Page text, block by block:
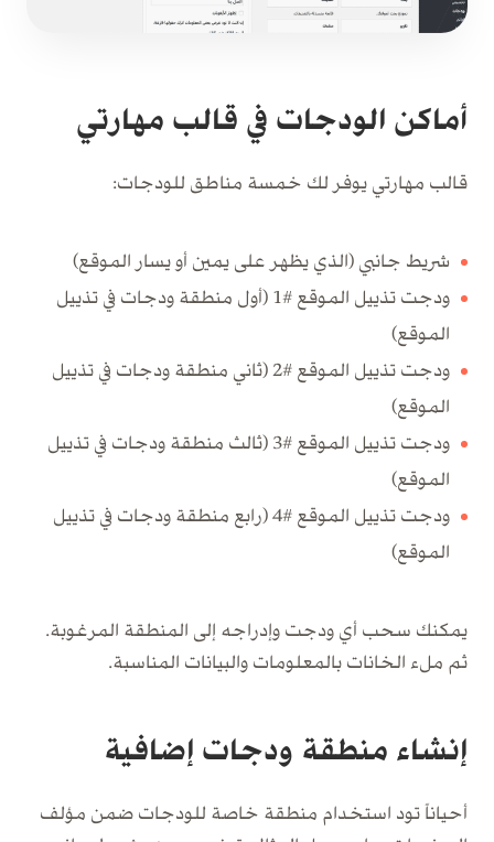
أماكن الودجات في قالب مهارتي
قالب مهارتي يوفر لك خمسة مناطق للودجات:
شريط جانبي (الذي يظهر على يمين أو يسار الموقع)
ودجت تذييل الموقع #1 (أول منطقة ودجات في تذييل
الموقع)
ودجت تذييل الموقع #2 (ثاني منطقة ودجات في تذييل
الموقع)
ودجت تذييل الموقع #3 (ثالث منطقة ودجات في تذييل
الموقع)
ودجت تذييل الموقع #4 (رابع منطقة ودجات في تذييل
الموقع)
يمكنك سحب أي ودجت وإدراجه إلى المنطقة المرغوبة.
ثم ملء الخانات بالمعلومات والبيانات المناسبة.
إنشاء منطقة ودجات إضافية
أحياناً تود استخدام منطقة خاصة للودجات ضمن مؤلف